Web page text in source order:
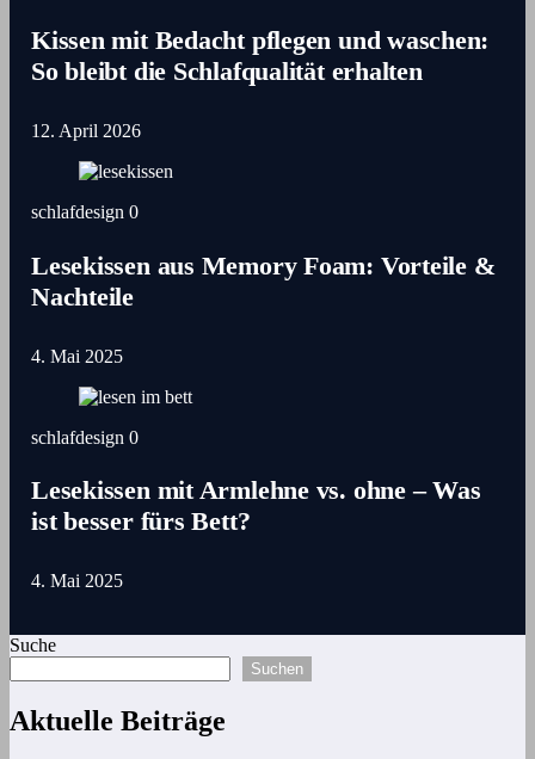
Kissen mit Bedacht pflegen und waschen:
So bleibt die Schlafqualität erhalten
12. April 2026
schlafdesign 0
Lesekissen aus Memory Foam: Vorteile &
Nachteile
4. Mai 2025
schlafdesign 0
Lesekissen mit Armlehne vs. ohne – Was
ist besser fürs Bett?
4. Mai 2025
Suche
Suchen
Aktuelle Beiträge